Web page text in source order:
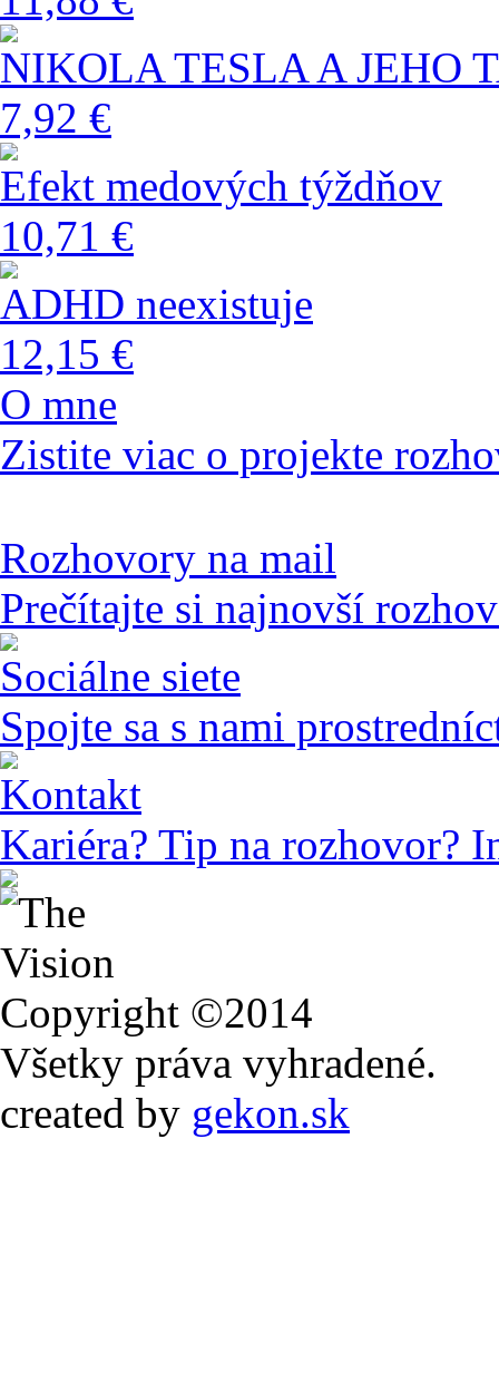
NIKOLA TESLA A JEHO
7,92 €
Efekt medových týždňov
10,71 €
ADHD neexistuje
12,15 €
O mne
Zistite viac o projekte
Rozhovory na mail
Prečítajte si najnovší
Sociálne siete
Spojte sa s nami
Kontakt
Kariéra? Tip na rozhovor?
Copyright ©2014
Všetky práva vyhradené.
created by gekon.sk